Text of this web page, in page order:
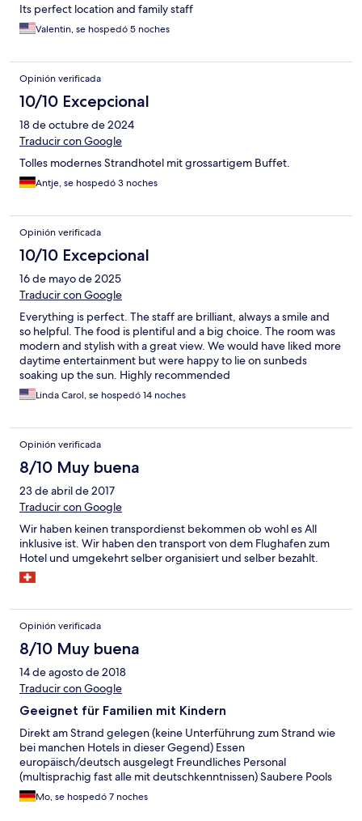
Its perfect location and family staff
Valentin, se hospedó 5 noches
Opinión verificada
10/10 Excepcional
18 de octubre de 2024
Traducir con Google
Tolles modernes Strandhotel mit grossartigem Buffet.
Antje, se hospedó 3 noches
Opinión verificada
10/10 Excepcional
16 de mayo de 2025
Traducir con Google
Everything is perfect. The staff are brilliant, always a smile and
so helpful. The food is plentiful and a big choice. The room was
modern and stylish with a great view. We would have liked more
daytime entertainment but were happy to lie on sunbeds
soaking up the sun. Highly recommended
Linda Carol, se hospedó 14 noches
Opinión verificada
8/10 Muy buena
23 de abril de 2017
Traducir con Google
Wir haben keinen transpordienst bekommen ob wohl es All
inklusive ist. Wir haben den transport von dem Flughafen zum
Hotel und umgekehrt selber organisiert und selber bezahlt.
Opinión verificada
8/10 Muy buena
14 de agosto de 2018
Traducir con Google
Geeignet für Familien mit Kindern
Direkt am Strand gelegen (keine Unterführung zum Strand wie
bei manchen Hotels in dieser Gegend) Essen
europäisch/deutsch ausgelegt Freundliches Personal
(multisprachig fast alle mit deutschkenntnissen) Saubere Pools
Mo, se hospedó 7 noches